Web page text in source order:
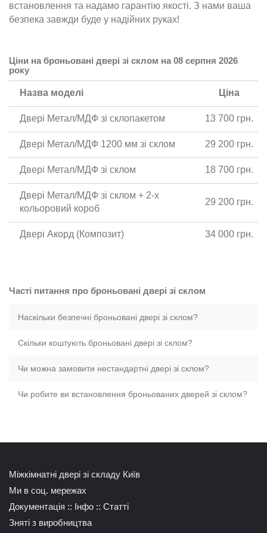
встановлення та надамо гарантію якості. З нами ваша
безпека завжди буде у надійних руках!
Ціни на броньовані двері зі склом на 08 серпня 2026
року
Назва моделі Ціна
Двері Метал/МДФ зі склопакетом 13 700 грн.
Двері Метал/МДФ 1200 мм зі склом 29 200 грн.
Двері Метал/МДФ зі склом 18 700 грн.
Двері Метал/МДФ зі склом + 2-х
кольоровий короб
29 200 грн.
Двері Акорд (Композит) 34 000 грн.
Часті питання про броньовані двері зі склом
Наскільки безпечні броньовані двері зі склом?
Скільки коштують броньовані двері зі склом?
Чи можна замовити нестандартні двері зі склом?
Чи робите ви встановлення броньованих дверей зі склом?
Міжкімнатні двері зі складу Київ
Ми в соц. мережах
Документація :: Інфо :: Статті
Зняті з виробництва